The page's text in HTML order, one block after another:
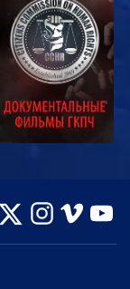
СМОТРЕТЬ
СМОТРЕТЬ
ПЕРЕДАЧИ